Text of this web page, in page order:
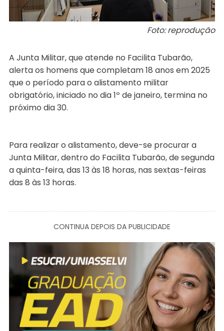
Foto: reprodução
A Junta Militar, que atende no Facilita Tubarão,
alerta os homens que completam 18 anos em 2025
que o período para o alistamento militar
obrigatório, iniciado no dia 1º de janeiro, termina no
próximo dia 30.
Para realizar o alistamento, deve-se procurar a
Junta Militar, dentro do Facilita Tubarão, de segunda
a quinta-feira, das 13 às 18 horas, nas sextas-feiras
das 8 às 13 horas.
CONTINUA DEPOIS DA PUBLICIDADE